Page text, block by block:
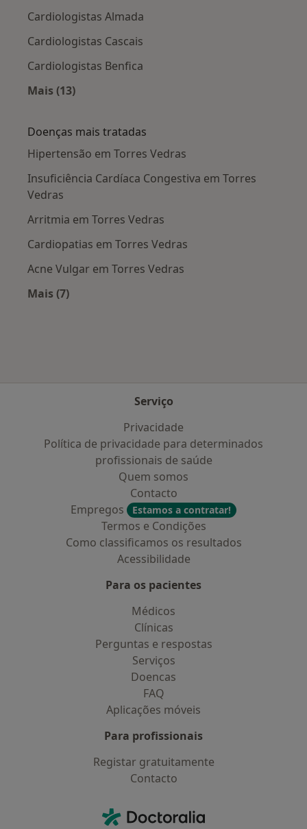
Cardiologistas Almada
Cardiologistas Cascais
Cardiologistas Benfica
Mais (13)
Doenças mais tratadas
Hipertensão em Torres Vedras
Insuficiência Cardíaca Congestiva em Torres
Vedras
Arritmia em Torres Vedras
Cardiopatias em Torres Vedras
Acne Vulgar em Torres Vedras
Mais (7)
Serviço
Privacidade
Política de privacidade para determinados
profissionais de saúde
Quem somos
Contacto
Empregos
Estamos a contratar!
Termos e Condições
Como classificamos os resultados
Acessibilidade
Para os pacientes
Médicos
Clínicas
Perguntas e respostas
Serviços
Doencas
FAQ
Aplicações móveis
Para profissionais
Registar gratuitamente
Contacto
Doctoralia - Homepage